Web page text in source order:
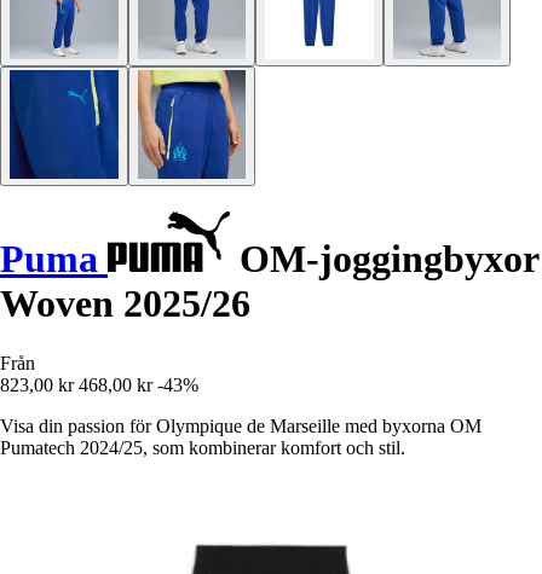
Puma
OM-joggingbyxor
Woven 2025/26
Från
823,00 kr 468,00 kr -43%
Visa din passion för Olympique de Marseille med byxorna OM
Pumatech 2024/25, som kombinerar komfort och stil.